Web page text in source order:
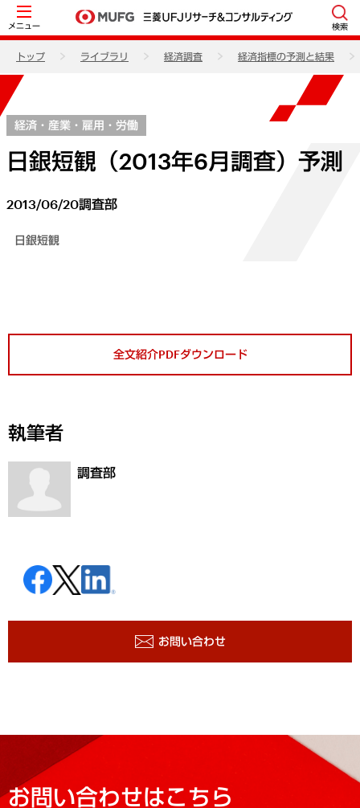
メニュー 検索
トップ ライブラリ 経済調査 経済指標の予測と結果
経済・産業・雇用・労働
日銀短観（2013年6月調査）予測
2013/06/20調査部
日銀短観
全文紹介PDFダウンロード
執筆者
調査部
お問い合わせ
お問い合わせはこちら